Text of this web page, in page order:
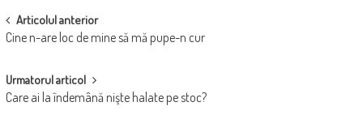
POST
NAVIGATION
Articolul anterior
Cine n-are loc de mine să mă pupe-n cur
Urmatorul articol
Care ai la îndemână nişte halate pe stoc?